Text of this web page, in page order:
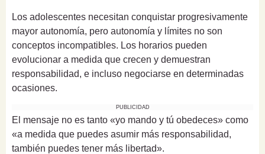
Los adolescentes necesitan conquistar progresivamente
mayor autonomía, pero autonomía y límites no son
conceptos incompatibles. Los horarios pueden
evolucionar a medida que crecen y demuestran
responsabilidad, e incluso negociarse en determinadas
ocasiones.
PUBLICIDAD
El mensaje no es tanto «yo mando y tú obedeces» como
«a medida que puedes asumir más responsabilidad,
también puedes tener más libertad».